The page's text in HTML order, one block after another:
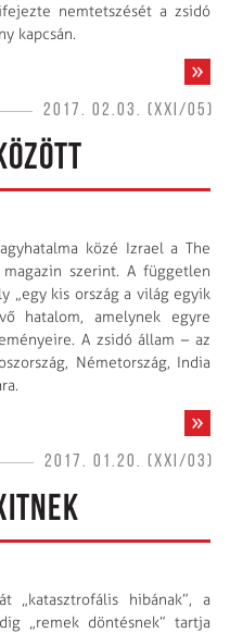
nemtetszését a zsidó
kapcsán.
2017. 02.03. (XXI/05)
közé Izrael a The
szerint. A független
„egy kis ország a világ egyik
hatalom, amelynek egyre
A zsidó állam – az
Németország, India
2017. 01.20. (XXI/03)
„katasztrofális hibának”, a
„remek döntésnek” tartja